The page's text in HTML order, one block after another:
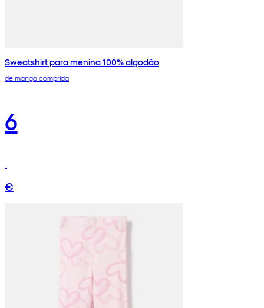
Sweatshirt para menina 100% algodão
de manga comprida
6
€